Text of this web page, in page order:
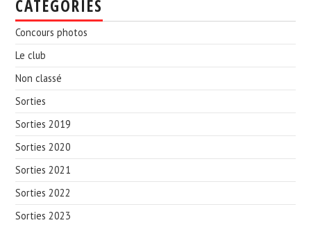
CATÉGORIES
Concours photos
Le club
Non classé
Sorties
Sorties 2019
Sorties 2020
Sorties 2021
Sorties 2022
Sorties 2023